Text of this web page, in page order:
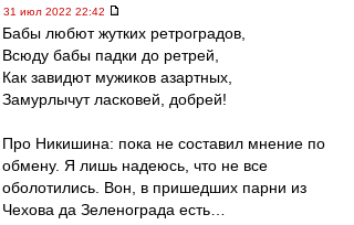
31 июл 2022 22:42
Бабы любют жутких ретроградов,
Всюду бабы падки до ретрей,
Как завидют мужиков азартных,
Замурлычут ласковей, добрей!
Про Никишина: пока не составил мнение по
обмену. Я лишь надеюсь, что не все
оболотились. Вон, в пришедших парни из
Чехова да Зеленограда есть…